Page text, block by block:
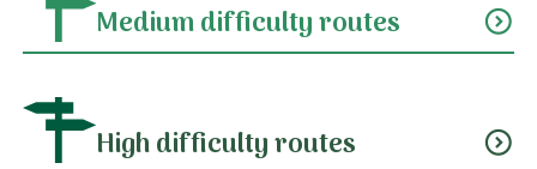
Medium difficulty routes expand_circle_down
High difficulty routes expand_circle_down